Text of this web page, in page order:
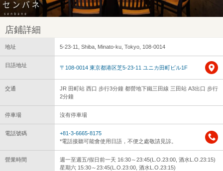
店鋪詳細
地址 5-23-11, Shiba, Minato-ku, Tokyo, 108-0014
日語地址 〒108-0014 東京都港区芝5-23-11 ユニカ田町ビル1F
交通
JR 田町站 西口 步行3分鐘 都營地下鐵三田線 三田站 A3出口 步行
2分鐘
停車場 沒有停車場
電話號碼
+81-3-6665-8175
*電話接聽可能會使用日語，不便之處敬請見諒。
營業時間
週一至週五/假日前一天 16:30～23:45(L.O.23:00, 酒水L.O.23:15)
星期六 15:30～23:45(L.O.23:00, 酒水L.O.23:15)